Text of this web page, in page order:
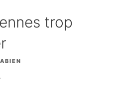
trop